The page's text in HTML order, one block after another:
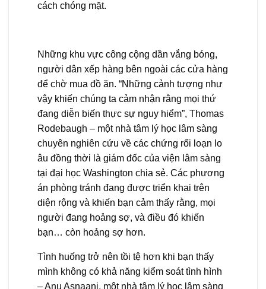
cách chóng mặt.
Những khu vực công cộng dần vắng bóng,
người dân xếp hàng bên ngoài các cửa hàng
để chờ mua đồ ăn. “Những cảnh tượng như
vậy khiến chúng ta cảm nhận rằng mọi thứ
đang diễn biến thực sự nguy hiểm”, Thomas
Rodebaugh – một nhà tâm lý học lâm sàng
chuyên nghiên cứu về các chứng rối loạn lo
âu đồng thời là giám đốc của viện lâm sàng
tại đại học Washington chia sẻ. Các phương
án phòng tránh đang được triển khai trên
diện rộng và khiến bạn cảm thấy rằng, mọi
người đang hoảng sợ, và điều đó khiến
bạn… còn hoảng sợ hơn.
Tình huống trở nên tồi tệ hơn khi bạn thấy
mình không có khả năng kiểm soát tình hình
– Anu Asnaani, một nhà tâm lý học lâm sàng